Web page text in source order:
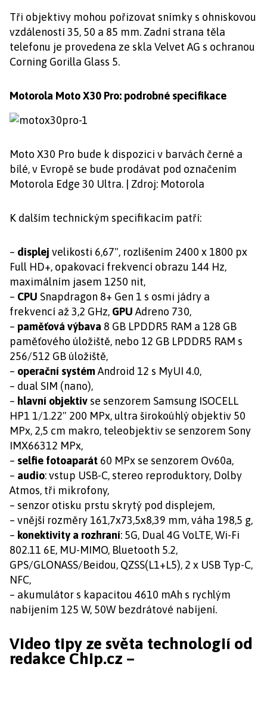
Tři objektivy mohou pořizovat snímky s ohniskovou
vzdáleností 35, 50 a 85 mm. Zadní strana těla
telefonu je provedena ze skla Velvet AG s ochranou
Corning Gorilla Glass 5.
Motorola Moto X30 Pro: podrobné specifikace
Moto X30 Pro bude k dispozici v barvách černé a
bílé, v Evropě se bude prodávat pod označením
Motorola Edge 30 Ultra. | Zdroj: Motorola
K dalším technickým specifikacím patří:
– displej velikosti 6,67", rozlišením 2400 x 1800 px
Full HD+, opakovací frekvencí obrazu 144 Hz,
maximálním jasem 1250 nit,
– CPU Snapdragon 8+ Gen 1 s osmi jádry a
frekvencí až 3,2 GHz, GPU Adreno 730,
– paměťová výbava 8 GB LPDDR5 RAM a 128 GB
paměťového úložiště, nebo 12 GB LPDDR5 RAM s
256/512 GB úložiště,
– operační systém Android 12 s MyUI 4.0,
– dual SIM (nano),
– hlavní objektivse senzorem Samsung ISOCELL
HP1 1/1.22" 200 MPx, ultra širokoúhlý objektiv 50
MPx, 2,5 cm makro, teleobjektiv se senzorem Sony
IMX66312 MPx,
– selfie fotoaparát 60 MPx se senzorem Ov60a,
– audio: vstup USB-C, stereo reproduktory, Dolby
Atmos, tři mikrofony,
– senzor otisku prstu skrytý pod displejem,
– vnější rozměry 161,7x73,5x8,39 mm, váha 198,5 g,
– konektivity a rozhraní: 5G, Dual 4G VoLTE, Wi-Fi
802.11 6E, MU-MIMO, Bluetooth 5.2,
GPS/GLONASS/Beidou, QZSS(L1+L5), 2 x USB Typ-C,
NFC,
– akumulátor s kapacitou 4610 mAh s rychlým
nabíjením 125 W, 50W bezdrátové nabíjení.
Video tipy ze světa technologií od
redakce Chip.cz –